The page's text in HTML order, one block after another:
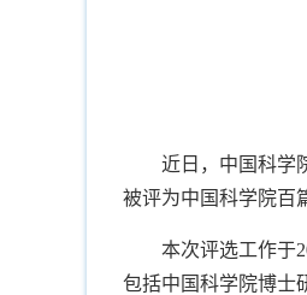
近日，中国科学
被评为中国科学院百
本次评选工作于
包括中国科学院博士